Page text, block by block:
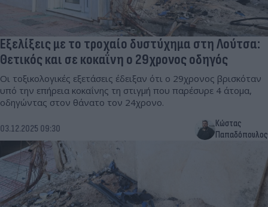
Εξελίξεις με το τροχαίο δυστύχημα στη Λούτσα:
Θετικός και σε κοκαΐνη ο 29χρονος οδηγός
Οι τοξικολογικές εξετάσεις έδειξαν ότι ο 29χρονος βρισκόταν
υπό την επήρεια κοκαΐνης τη στιγμή που παρέσυρε 4 άτομα,
οδηγώντας στον θάνατο τον 24χρονο.
03.12.2025 09:30
Κώστας
Παπαδόπουλος